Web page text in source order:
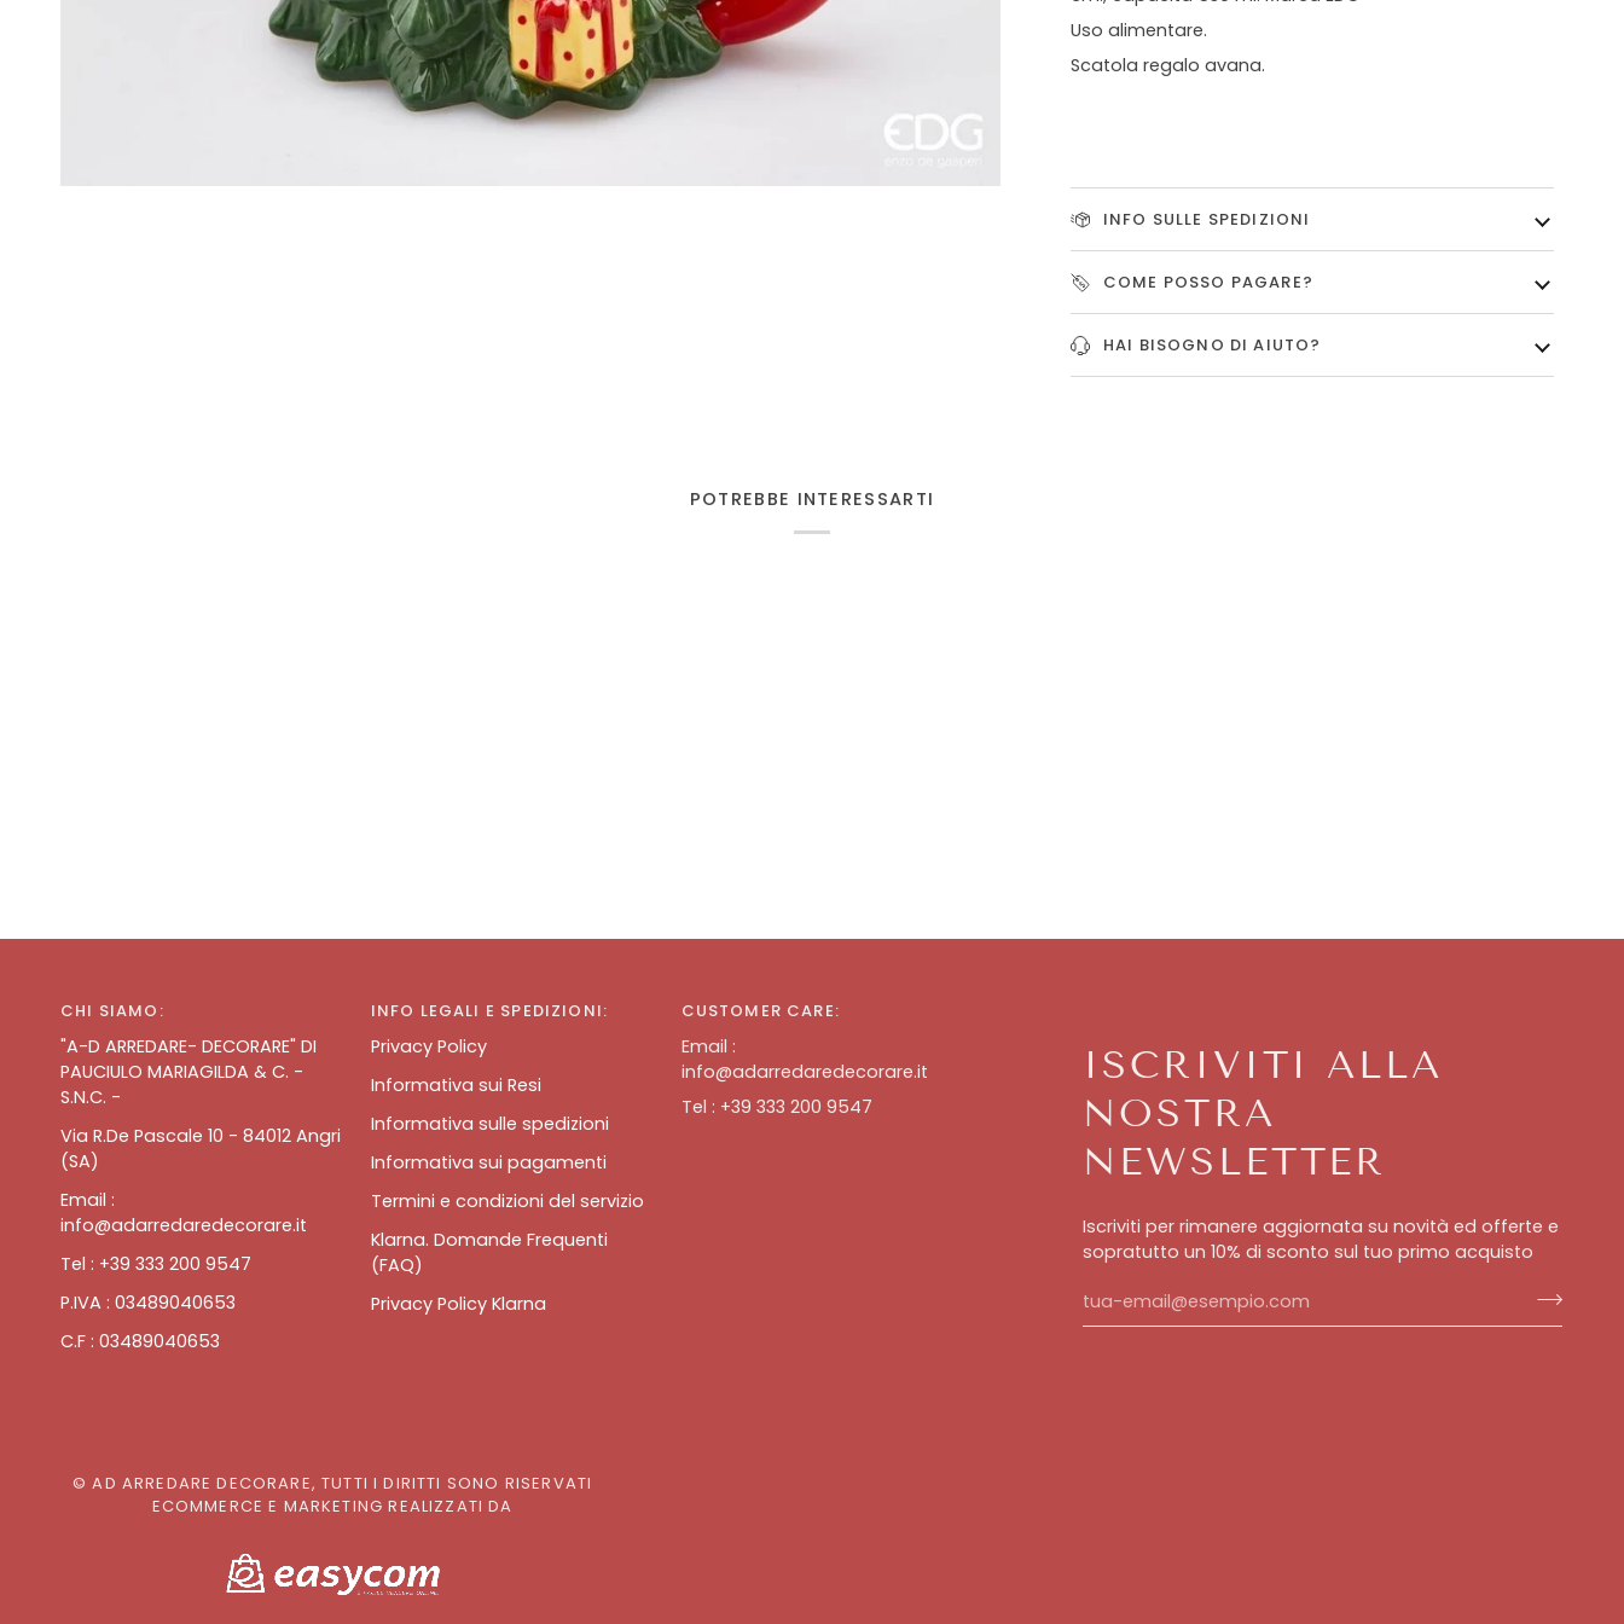
Uso alimentare.
Scatola regalo avana.
INFO SULLE SPEDIZIONI
COME POSSO PAGARE?
HAI BISOGNO DI AIUTO?
POTREBBE INTERESSARTI
ISCRIVITI ALLA
NOSTRA
NEWSLETTER
Iscriviti per rimanere aggiornata su novità ed offerte e
sopratutto un 10% di sconto sul tuo primo acquisto
CHI SIAMO:
"A-D ARREDARE- DECORARE" DI
PAUCIULO MARIAGILDA & C. -
S.N.C. -
Via R.De Pascale 10 - 84012 Angri
(SA)
Email :
info@adarredaredecorare.it
Tel : +39 333 200 9547
P.IVA : 03489040653
C.F : 03489040653
INFO LEGALI E SPEDIZIONI:
Privacy Policy
Informativa sui Resi
Informativa sulle spedizioni
Informativa sui pagamenti
Termini e condizioni del servizio
Klarna. Domande Frequenti
(FAQ)
Privacy Policy Klarna
CUSTOMER CARE:
Email :
info@adarredaredecorare.it
Tel : +39 333 200 9547
© AD ARREDARE DECORARE, TUTTI I DIRITTI SONO RISERVATI
ECOMMERCE E MARKETING REALIZZATI DA